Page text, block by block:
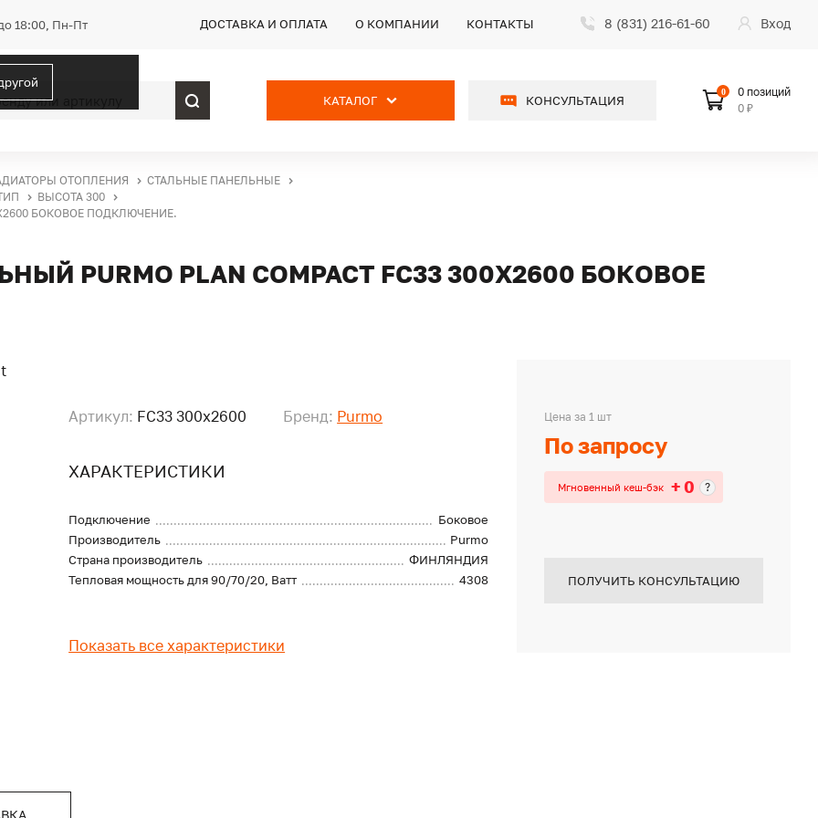
18:00, Пн-Пт ДОСТАВКА И ОПЛАТА О КОМПАНИИ КОНТАКТЫ 8 (831) 216-61-60 Вход
КАТАЛОГ КОНСУЛЬТАЦИЯ
0
0 позиций
0 ₽
ОТОПЛЕНИЯ
СТАЛЬНЫЕ ПАНЕЛЬНЫЕ
ВЫСОТА 300
БОКОВОЕ ПОДКЛЮЧЕНИЕ.
PURMO PLAN COMPACT FC33 300X2600 БОКОВОЕ
Артикул: FC33 300x2600 Бренд: Purmo
ХАРАКТЕРИСТИКИ
Подключение
Боковое
Производитель
Purmo
Страна производитель
ФИНЛЯНДИЯ
Тепловая мощность для 90/70/20, Ватт
4308
Показать все характеристики
Цена за 1 шт
По запросу
Мгновенный кеш-бэк + 0 ?
ПОЛУЧИТЬ КОНСУЛЬТАЦИЮ